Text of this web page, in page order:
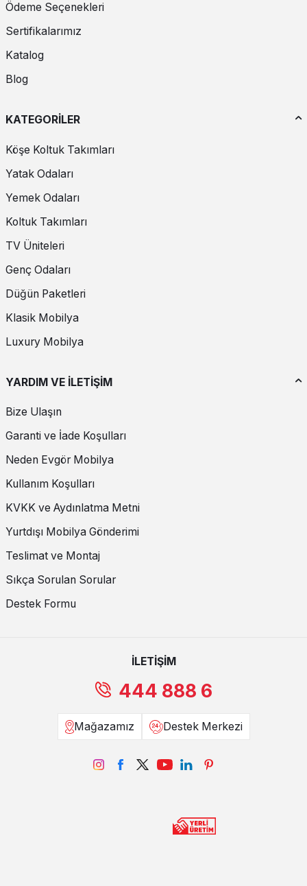
Ödeme Seçenekleri
Sertifikalarımız
Katalog
Blog
KATEGORİLER
Köşe Koltuk Takımları
Yatak Odaları
Yemek Odaları
Koltuk Takımları
TV Üniteleri
Genç Odaları
Düğün Paketleri
Klasik Mobilya
Luxury Mobilya
YARDIM VE İLETİŞİM
Bize Ulaşın
Garanti ve İade Koşulları
Neden Evgör Mobilya
Kullanım Koşulları
KVKK ve Aydınlatma Metni
Yurtdışı Mobilya Gönderimi
Teslimat ve Montaj
Sıkça Sorulan Sorular
Destek Formu
İLETİŞİM
444 888 6
Mağazamız Destek Merkezi